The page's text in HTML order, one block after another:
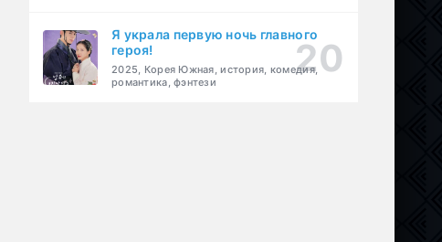
Я украла первую ночь главного
героя!
2025, Корея Южная, история, комедия,
романтика, фэнтези